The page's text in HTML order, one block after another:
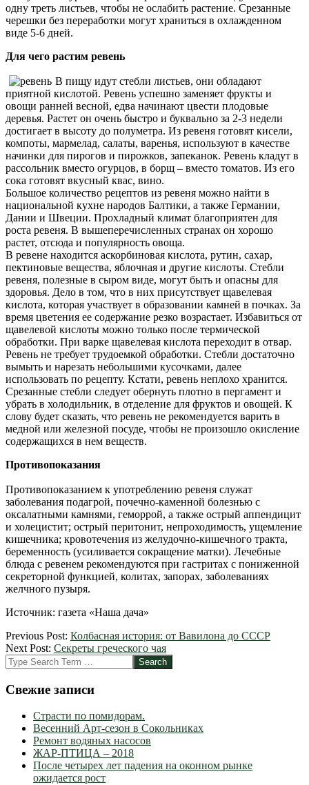
одну треть листьев, чтобы не ослабить растение. Срезанные
черешки без переработки могут храниться в охлажденном
виде 5-6 дней.
Для чего растим ревень
В пищу идут стебли листьев, они обладают
приятной кислотой. Ревень успешно заменяет фрукты и
овощи ранней весной, едва начинают цвести плодовые
деревья. Растет он очень быстро и буквально за 2-3 недели
достигает в высоту до полуметра. Из ревеня готовят кисели,
компоты, мармелад, салаты, варенья, используют в качестве
начинки для пирогов и пирожков, запеканок. Ревень кладут в
рассольник вместо огурцов, в борщ – вместо томатов. Из его
сока готовят вкусный квас, вино.
Большое количество рецептов из ревеня можно найти в
национальной кухне народов Балтики, а также Германии,
Дании и Швеции. Прохладный климат благоприятен для
роста ревеня. В вышеперечисленных странах он хорошо
растет, отсюда и популярность овоща.
В ревене находится аскорбиновая кислота, рутин, сахар,
пектиновые вещества, яблочная и другие кислоты. Стебли
ревеня, полезные в сыром виде, могут быть и опасны для
здоровья. Дело в том, что в них присутствует щавелевая
кислота, которая участвует в образовании камней в почках. За
время цветения ее содержание резко возрастает. Избавиться от
щавелевой кислоты можно только после термической
обработки. При варке щавелевая кислота переходит в отвар.
Ревень не требует трудоемкой обработки. Стебли достаточно
вымыть и нарезать небольшими кусочками, далее
использовать по рецепту. Кстати, ревень неплохо хранится.
Срезанные стебли следует обернуть плотно в пергамент и
убрать в холодильник, в отделение для фруктов и овощей. К
слову будет сказать, что ревень не рекомендуется варить в
медной или железной посуде, чтобы не произошло окисление
содержащихся в нем веществ.
Противопоказания
Противопоказанием к употреблению ревеня служат
заболевания подагрой, почечно-каменной болезнью с
оксалатными камнями, геморрой, а также острый аппендицит
и холецистит; острый перитонит, непроходимость, ущемление
кишечника; кровотечения из желудочно-кишечного тракта,
беременность (усиливается сокращение матки). Лечебные
блюда с ревенем рекомендуются при гастритах с пониженной
секреторной функцией, колитах, запорах, заболеваниях
желчного пузыря.
Источник: газета «Наша дача»
2012-
03-
19
Previous Post: Колбасная история: от Вавилона до СССР
Next Post: Секреты греческого чая
Search
Свежие записи
Страсти по помидорам.
Весенний Арт-сезон в Сокольниках
Ремонт водяных насосов
ЖАР-ПТИЦА – 2018
После четырех лет падения на оконном рынке
ожидается рост